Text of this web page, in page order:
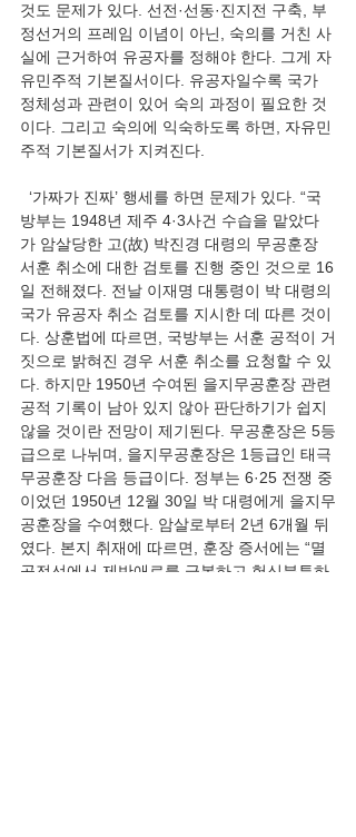
것도 문제가 있다. 선전·선동·진지전 구축, 부
정선거의 프레임 이념이 아닌, 숙의를 거친 사
실에 근거하여 유공자를 정해야 한다. 그게 자
유민주적 기본질서이다. 유공자일수록 국가
정체성과 관련이 있어 숙의 과정이 필요한 것
이다. 그리고 숙의에 익숙하도록 하면, 자유민
주적 기본질서가 지켜진다.
‘가짜가 진짜’ 행세를 하면 문제가 있다. “국
방부는 1948년 제주 4·3사건 수습을 맡았다
가 암살당한 고(故) 박진경 대령의 무공훈장
서훈 취소에 대한 검토를 진행 중인 것으로 16
일 전해졌다. 전날 이재명 대통령이 박 대령의
국가 유공자 취소 검토를 지시한 데 따른 것이
다. 상훈법에 따르면, 국방부는 서훈 공적이 거
짓으로 밝혀진 경우 서훈 취소를 요청할 수 있
다. 하지만 1950년 수여된 을지무공훈장 관련
공적 기록이 남아 있지 않아 판단하기가 쉽지
않을 것이란 전망이 제기된다. 무공훈장은 5등
급으로 나뉘며, 을지무공훈장은 1등급인 태극
무공훈장 다음 등급이다. 정부는 6·25 전쟁 중
이었던 1950년 12월 30일 박 대령에게 을지무
공훈장을 수여했다. 암살로부터 2년 6개월 뒤
였다. 본지 취재에 따르면, 훈장 증서에는 “멸
공전선에서 제반애로를 극복하고 헌신분투하